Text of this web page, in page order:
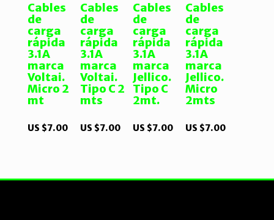
Cables
de
carga
rápida
3.1A
marca
Voltai.
Micro 2
mt
US $7.00
Cables
de
carga
rápida
3.1A
marca
Voltai.
Tipo C 2
mts
US $7.00
Cables
de
carga
rápida
3.1A
marca
Jellico.
Tipo C
2mt.
US $7.00
Cables
de
carga
rápida
3.1A
marca
Jellico.
Micro
2mts
US $7.00